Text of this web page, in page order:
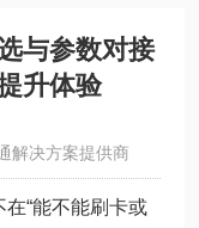
与参数对接
升体验
解决方案提供商
“能不能刷卡或